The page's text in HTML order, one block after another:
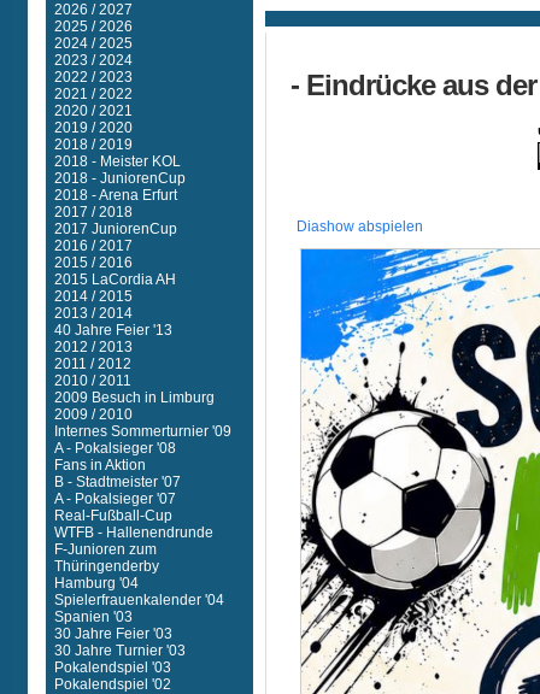
2026 / 2027
2025 / 2026
2024 / 2025
2023 / 2024
2022 / 2023
2021 / 2022
2020 / 2021
2019 / 2020
2018 / 2019
2018 - Meister KOL
2018 - JuniorenCup
2018 - Arena Erfurt
2017 / 2018
2017 JuniorenCup
2016 / 2017
2015 / 2016
2015 LaCordia AH
2014 / 2015
2013 / 2014
40 Jahre Feier '13
2012 / 2013
2011 / 2012
2010 / 2011
2009 Besuch in Limburg
2009 / 2010
Internes Sommerturnier '09
A - Pokalsieger '08
Fans in Aktion
B - Stadtmeister '07
A - Pokalsieger '07
Real-Fußball-Cup
WTFB - Hallenendrunde
F-Junioren zum
Thüringenderby
Hamburg '04
Spielerfrauenkalender '04
Spanien '03
30 Jahre Feier '03
30 Jahre Turnier '03
Pokalendspiel '03
Pokalendspiel '02
- Eindrücke aus
Diashow abspielen